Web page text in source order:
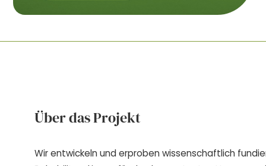
Über das Projekt
Wir entwickeln und erproben wissenschaftlich